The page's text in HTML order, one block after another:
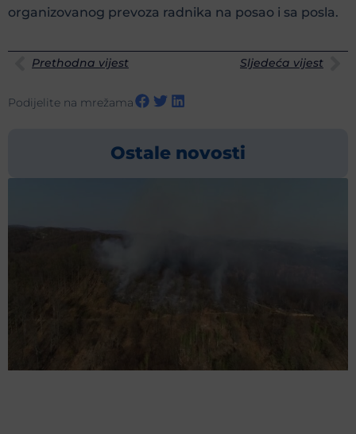
organizovanog prevoza radnika na posao i sa posla.
Prethodna vijest Sljedeća vijest
Podijelite na mrežama
Ostale novosti